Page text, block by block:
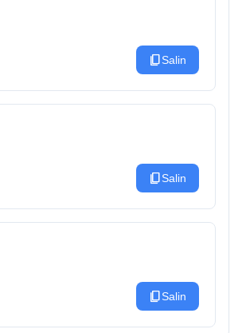
content_copySalin
content_copySalin
content_copySalin